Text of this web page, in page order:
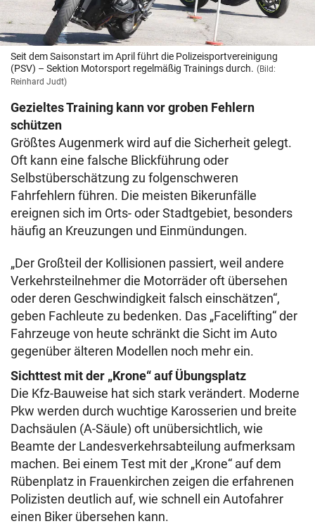
Seit dem Saisonstart im April führt die Polizeisportvereinigung
(PSV) – Sektion Motorsport regelmäßig Trainings durch. (Bild:
Reinhard Judt)
Gezieltes Training kann vor groben Fehlern
schützen
Größtes Augenmerk wird auf die Sicherheit gelegt.
Oft kann eine falsche Blickführung oder
Selbstüberschätzung zu folgenschweren
Fahrfehlern führen. Die meisten Bikerunfälle
ereignen sich im Orts- oder Stadtgebiet, besonders
häufig an Kreuzungen und Einmündungen.
„Der Großteil der Kollisionen passiert, weil andere
Verkehrsteilnehmer die Motorräder oft übersehen
oder deren Geschwindigkeit falsch einschätzen“,
geben Fachleute zu bedenken. Das „Facelifting“ der
Fahrzeuge von heute schränkt die Sicht im Auto
gegenüber älteren Modellen noch mehr ein.
Sichttest mit der „Krone“ auf Übungsplatz
Die Kfz-Bauweise hat sich stark verändert. Moderne
Pkw werden durch wuchtige Karosserien und breite
Dachsäulen (A-Säule) oft unübersichtlich, wie
Beamte der Landesverkehrsabteilung aufmerksam
machen. Bei einem Test mit der „Krone“ auf dem
Rübenplatz in Frauenkirchen zeigen die erfahrenen
Polizisten deutlich auf, wie schnell ein Autofahrer
einen Biker übersehen kann.